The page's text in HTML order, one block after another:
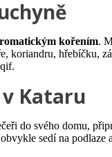
kořením.
koriandru, hřebíčku,
Kataru
do svého domu,
sedí na